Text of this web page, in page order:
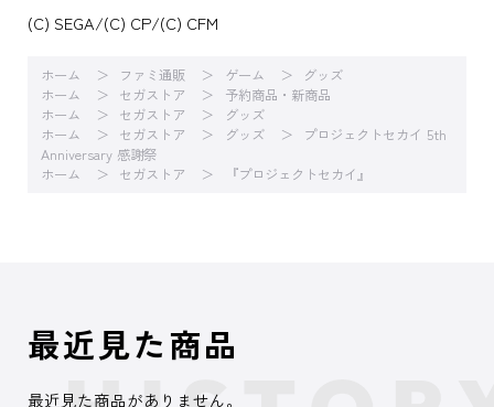
(C) SEGA/(C) CP/(C) CFM
ホーム ファミ通販 ゲーム
グッズ
ホーム
セガストア
予約商品・新商品
ホーム
セガストア
グッズ
ホーム
セガストア グッズ
プロジェクトセカイ 5th
Anniversary 感謝祭
ホーム
セガストア 『プロジェクトセカイ』
最近見た商品
最近見た商品がありません。